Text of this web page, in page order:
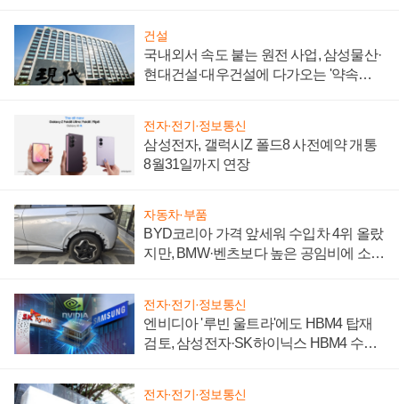
건설
국내외서 속도 붙는 원전 사업, 삼성물산·
현대건설·대우건설에 다가오는 '약속의
전자·전기·정보통신
삼성전자, 갤럭시Z 폴드8 사전예약 개통
8월31일까지 연장
자동차·부품
BYD코리아 가격 앞세워 수입차 4위 올랐
지만, BMW·벤츠보다 높은 공임비에 소비
전자·전기·정보통신
엔비디아 '루빈 울트라'에도 HBM4 탑재
검토, 삼성전자·SK하이닉스 HBM4 수율
전자·전기·정보통신